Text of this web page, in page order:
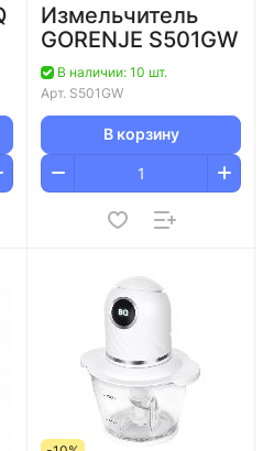
Измельчитель
GORENJE S501GW
В наличии: 10 шт.
Арт. S501GW
В корзину